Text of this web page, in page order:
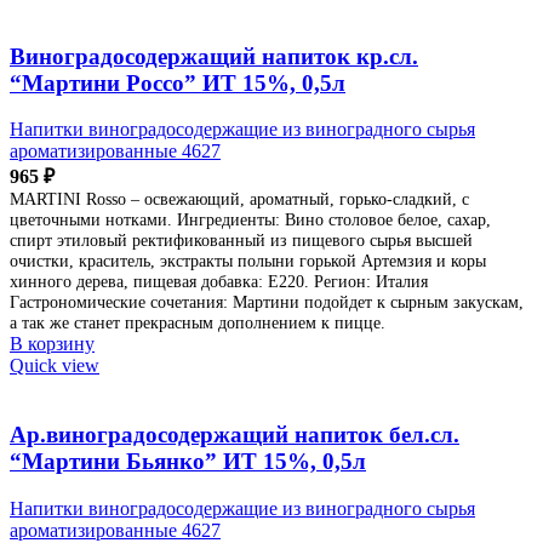
Виноградосодержащий напиток кр.сл.
“Мартини Россо” ИТ 15%, 0,5л
Напитки виноградосодержащие из виноградного сырья
ароматизированные 4627
965 ₽
MARTINI Rosso – освежающий, ароматный, горько-сладкий, с
цветочными нотками. Ингредиенты: Вино столовое белое, сахар,
спирт этиловый ректификованный из пищевого сырья высшей
очистки, краситель, экстракты полыни горькой Артемзия и коры
хинного дерева, пищевая добавка: Е220. Регион: Италия
Гастрономические сочетания: Мартини подойдет к сырным закускам,
а так же станет прекрасным дополнением к пицце.
В корзину
Quick view
Ар.виноградосодержащий напиток бел.сл.
“Мартини Бьянко” ИТ 15%, 0,5л
Напитки виноградосодержащие из виноградного сырья
ароматизированные 4627